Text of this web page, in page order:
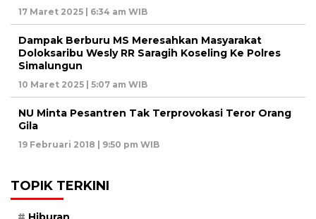
17 Maret 2025 | 6:34 am WIB
Dampak Berburu MS Meresahkan Masyarakat
Doloksaribu Wesly RR Saragih Koseling Ke Polres
Simalungun
10 Maret 2025 | 5:07 am WIB
NU Minta Pesantren Tak Terprovokasi Teror Orang
Gila
19 Februari 2018 | 9:50 pm WIB
TOPIK TERKINI